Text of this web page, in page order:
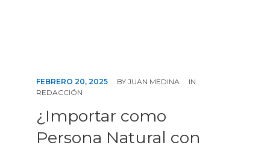
FEBRERO 20, 2025 BY JUAN MEDINA
IN
REDACCIÓN
¿Importar como
Persona Natural con